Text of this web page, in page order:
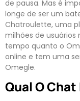
de pausa. Mas é
longe de ser um
Chatroulette, uma
milhões de
tempo quanto o
online e tem uma
Omegle.
Qual O